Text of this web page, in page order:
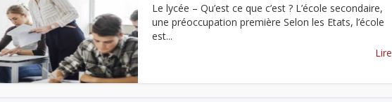
Le lycée – Qu’est ce que c’est ? L’école secondaire,
une préoccupation première Selon les Etats, l’école
est...
Lire